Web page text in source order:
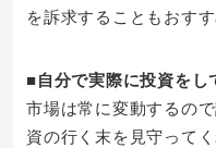
を訴求することもおすす
■自分で実際に投資をし
市場は常に変動するの
資の行く末を見守って